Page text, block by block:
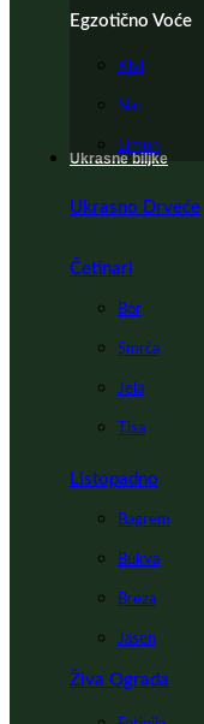
Egzotično Voće
Kivi
Nar
Limun
Ukrasne biljke
Ukrasno Drveće
Četinari
Bor
Smrča
Jela
Tisa
Listopadno
Bagrem
Bukva
Breza
Jasen
Živa Ograda